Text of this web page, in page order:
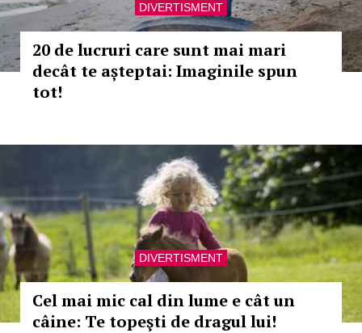
DIVERTISMENT
20 de lucruri care sunt mai mari
decât te așteptai: Imaginile spun
tot!
DIVERTISMENT
Cel mai mic cal din lume e cât un
câine: Te topeşti de dragul lui!